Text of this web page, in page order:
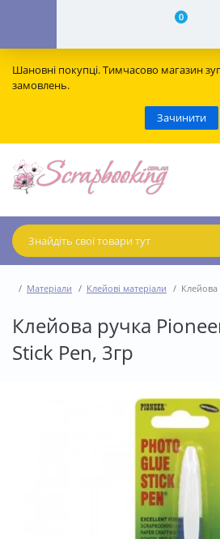
0
Шановні покупці. Тимчасово магазин
замовлень.
Зачинити
Матеріали Клейові матеріали
Клейова ручка
Stick Pen, 3гр